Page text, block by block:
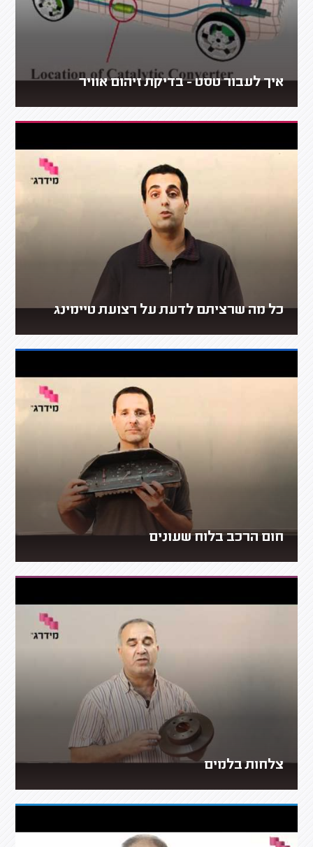
איך לעבור טסט - בדיקת זיהום אוויר
כל מה שרציתם לדעת על רצועת טיימינג
חום הרכב בלוח שעונים
צלחות בלמים